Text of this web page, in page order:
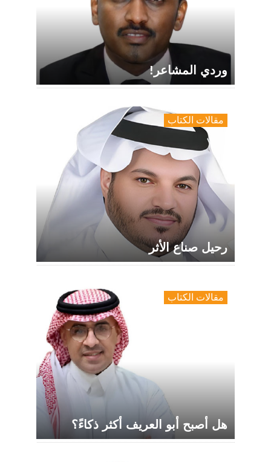
وردي المشاعر!
مقالات الكتاب
رحيل صناع الأثر
مقالات الكتاب
هل أصبح أبو العريف أكثر ذكاءً؟